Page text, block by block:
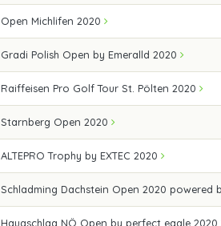
Open Michlifen 2020
Gradi Polish Open by Emeralld 2020
Raiffeisen Pro Golf Tour St. Pölten 2020
Starnberg Open 2020
ALTEPRO Trophy by EXTEC 2020
Schladming Dachstein Open 2020 powered
Haugschlag NÖ Open by perfect eagle 2020